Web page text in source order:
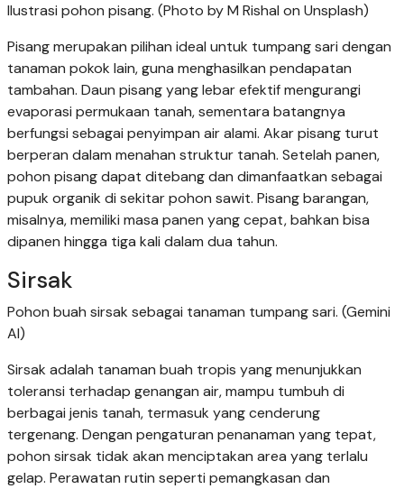
Ilustrasi pohon pisang. (Photo by M Rishal on Unsplash)
Pisang merupakan pilihan ideal untuk tumpang sari dengan
tanaman pokok lain, guna menghasilkan pendapatan
tambahan. Daun pisang yang lebar efektif mengurangi
evaporasi permukaan tanah, sementara batangnya
berfungsi sebagai penyimpan air alami. Akar pisang turut
berperan dalam menahan struktur tanah. Setelah panen,
pohon pisang dapat ditebang dan dimanfaatkan sebagai
pupuk organik di sekitar pohon sawit. Pisang barangan,
misalnya, memiliki masa panen yang cepat, bahkan bisa
dipanen hingga tiga kali dalam dua tahun.
Sirsak
Pohon buah sirsak sebagai tanaman tumpang sari. (Gemini
AI)
Sirsak adalah tanaman buah tropis yang menunjukkan
toleransi terhadap genangan air, mampu tumbuh di
berbagai jenis tanah, termasuk yang cenderung
tergenang. Dengan pengaturan penanaman yang tepat,
pohon sirsak tidak akan menciptakan area yang terlalu
gelap. Perawatan rutin seperti pemangkasan dan